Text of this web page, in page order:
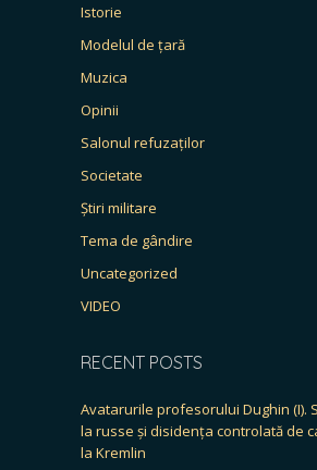
Istorie
Modelul de țară
Muzica
Opinii
Salonul refuzaților
Societate
Știri militare
Tema de gândire
Uncategorized
VIDEO
RECENT POSTS
Avatarurile profesorului Dughin (I).
la russe și disidența controlată de
la Kremlin